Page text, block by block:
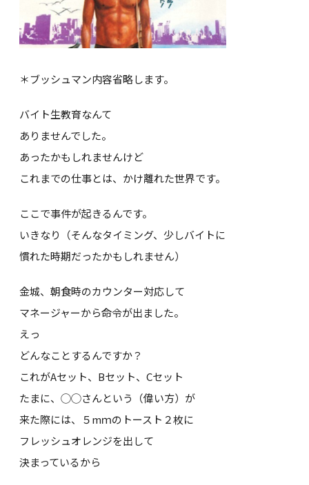
＊ブッシュマン内容省略します。
バイト生教育なんて
ありませんでした。
あったかもしれませんけど
これまでの仕事とは、かけ離れた世界です。
ここで事件が起きるんです。
いきなり（そんなタイミング、少しバイトに
慣れた時期だったかもしれません）
金城、朝食時のカウンター対応して
マネージャーから命令が出ました。
えっ
どんなことするんですか？
これがAセット、Bセット、Cセット
たまに、◯◯さんという（偉い方）が
来た際には、５mｍのトースト２枚に
フレッシュオレンジを出して
決まっているから